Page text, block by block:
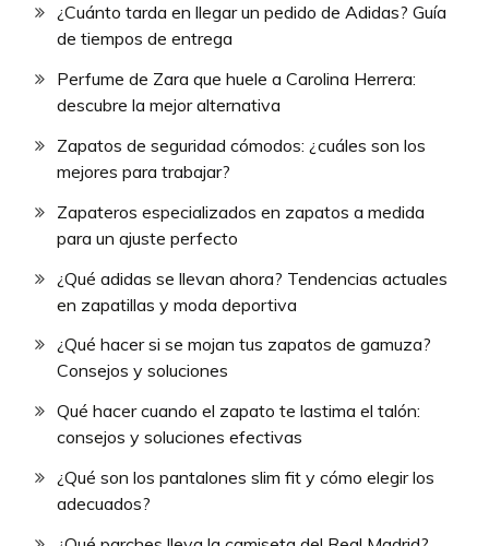
¿Cuánto tarda en llegar un pedido de Adidas? Guía
de tiempos de entrega
Perfume de Zara que huele a Carolina Herrera:
descubre la mejor alternativa
Zapatos de seguridad cómodos: ¿cuáles son los
mejores para trabajar?
Zapateros especializados en zapatos a medida
para un ajuste perfecto
¿Qué adidas se llevan ahora? Tendencias actuales
en zapatillas y moda deportiva
¿Qué hacer si se mojan tus zapatos de gamuza?
Consejos y soluciones
Qué hacer cuando el zapato te lastima el talón:
consejos y soluciones efectivas
¿Qué son los pantalones slim fit y cómo elegir los
adecuados?